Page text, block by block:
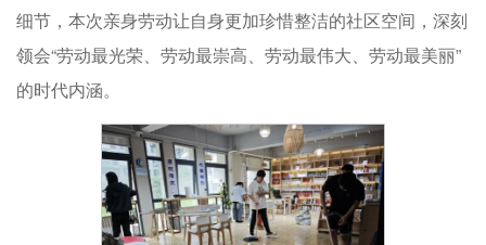
细节，本次亲身劳动让自身更加珍惜整洁的社区空间，深刻
领会“劳动最光荣、劳动最崇高、劳动最伟大、劳动最美丽”
的时代内涵。